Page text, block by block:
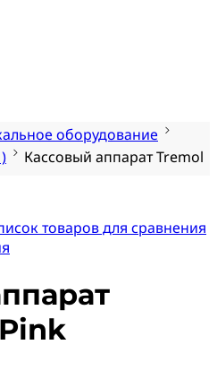
оборудование
Кассовый аппарат Tremol
товаров для сравнения